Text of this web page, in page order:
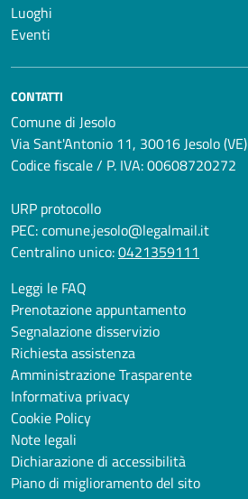
Luoghi
Eventi
CONTATTI
Comune di Jesolo
Via Sant'Antonio 11, 30016 Jesolo (VE)
Codice fiscale / P. IVA: 00608720272
URP protocollo
PEC:comune.jesolo@legalmail.it
Centralino unico:0421359111
Leggi le FAQ
Prenotazione appuntamento
Segnalazione disservizio
Richiesta assistenza
Amministrazione Trasparente
Informativa privacy
Cookie Policy
Note legali
Dichiarazione di accessibilità
Piano di miglioramento del sito